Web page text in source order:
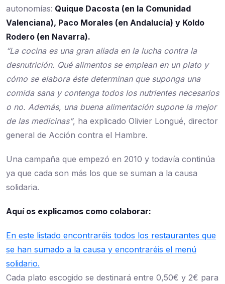
autonomías: Quique Dacosta (en la Comunidad
Valenciana), Paco Morales (en Andalucía) y Koldo
Rodero (en Navarra).
“La cocina es una gran aliada en la lucha contra la
desnutrición. Qué alimentos se emplean en un plato y
cómo se elabora éste determinan que suponga una
comida sana y contenga todos los nutrientes necesarios
o no. Además, una buena alimentación supone la mejor
de las medicinas”, ha explicado Olivier Longué, director
general de Acción contra el Hambre.
Una campaña que empezó en 2010 y todavía continúa
ya que cada son más los que se suman a la causa
solidaria.
Aquí os explicamos como colaborar:
En este listado encontraréis todos los restaurantes que
se han sumado a la causa y encontraréis el menú
solidario.
Cada plato escogido se destinará entre 0,50€ y 2€ para